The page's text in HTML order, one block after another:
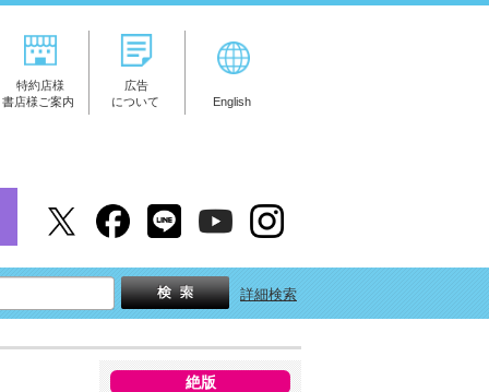
特約店様
書店様ご案内
広告
について
English
詳細検索
絶版